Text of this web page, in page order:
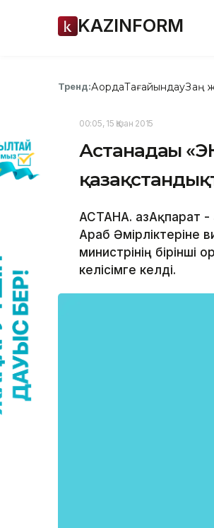
KAZINFORM
Тренд:АқордаТағайындауЗаң
00:05, 15 Қазан 2015
Астанадағы
АСТАНА. ҚазАқпарат -
Араб Әмірліктеріне
министрінің
келісімге келді.